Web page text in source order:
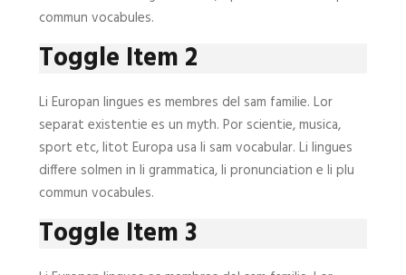
commun vocabules.
Toggle Item 2
Li Europan lingues es membres del sam familie. Lor
separat existentie es un myth. Por scientie, musica,
sport etc, litot Europa usa li sam vocabular. Li lingues
differe solmen in li grammatica, li pronunciation e li plu
commun vocabules.
Toggle Item 3